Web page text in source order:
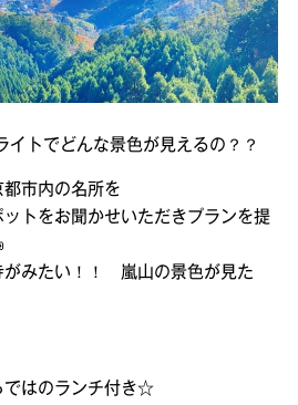
イトでどんな景色が見えるの？？
市内の名所を
ットをお聞かせいただきプランを提
がみたい！！ 嵐山の景色が見た
ではのランチ付き☆